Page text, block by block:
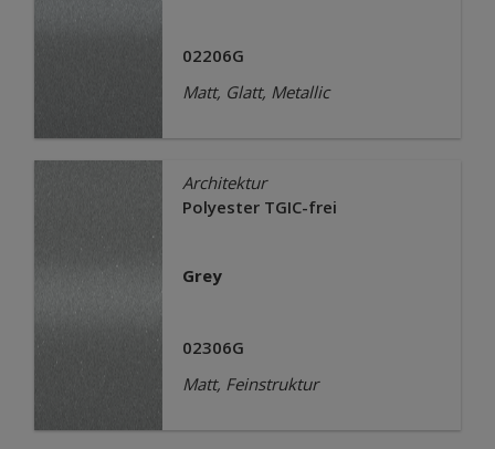
02206G
Matt, Glatt, Metallic
Architektur
Polyester TGIC-frei
Grey
02306G
Matt, Feinstruktur